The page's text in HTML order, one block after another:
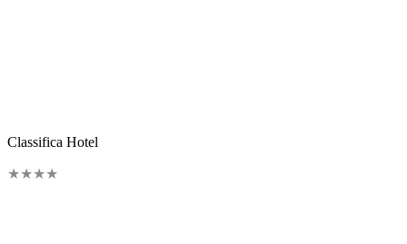
Classifica Hotel
★★★★